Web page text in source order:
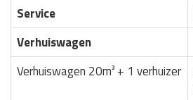
Service
Verhuiswagen
Verhuiswagen 20m³ + 1 verhuizer